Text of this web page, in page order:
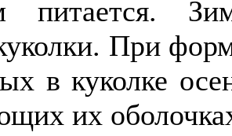
питается.
При
в ку­колке
их